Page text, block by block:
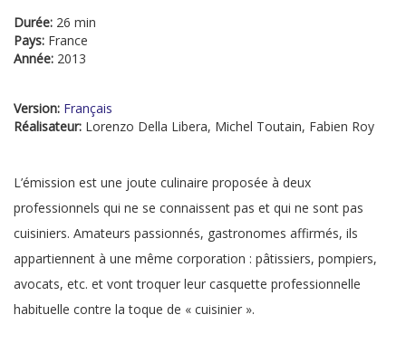
Durée: 26 min
Pays: France
Année: 2013
Version: Français
Réalisateur: Lorenzo Della Libera, Michel Toutain, Fabien Roy
L’émission est une joute culinaire proposée à deux
professionnels qui ne se connaissent pas et qui ne sont pas
cuisiniers. Amateurs passionnés, gastronomes affirmés, ils
appartiennent à une même corporation : pâtissiers, pompiers,
avocats, etc. et vont troquer leur casquette professionnelle
habituelle contre la toque de « cuisinier ».